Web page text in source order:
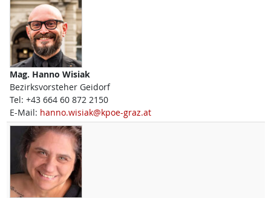
Mag. Hanno Wisiak
Bezirksvorsteher Geidorf
Tel: +43 664 60 872 2150
E-Mail: hanno.wisiak@kpoe-graz.at